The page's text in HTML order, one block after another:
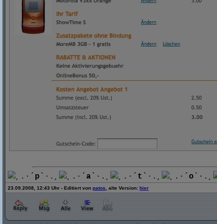
¸.·´ p `·.¸ ¸.·´ a `·.¸ ¸.·´ t `·.¸ ¸.·´ o `·.¸
23.09.2008, 12:43 Uhr - Editiert von patos , alte Version: hier